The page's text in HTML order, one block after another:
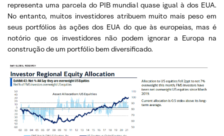
representa uma parcela do PIB mundial quase igual à dos EUA.
No entanto, muitos investidores atribuem muito mais peso em
seus portfólios às ações dos EUA do que às europeias, mas é
notório que os investidores não podem ignorar a Europa na
construção de um portfólio bem diversificado.